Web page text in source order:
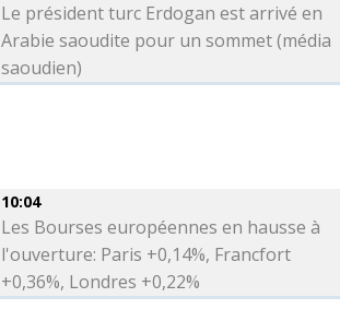
Le président turc Erdogan est arrivé en
Arabie saoudite pour un sommet (média
saoudien)
10:04
Les Bourses européennes en hausse à
l'ouverture: Paris +0,14%, Francfort
+0,36%, Londres +0,22%